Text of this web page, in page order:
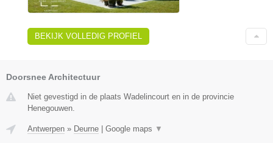
BEKIJK VOLLEDIG PROFIEL
Doorsnee Architectuur
Niet gevestigd in de plaats Wadelincourt en in de provincie
Henegouwen.
Antwerpen » Deurne Google maps ▼